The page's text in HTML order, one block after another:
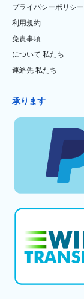
プライバシーポリシー
利用規約
免責事項
について 私たち
連絡先 私たち
承ります